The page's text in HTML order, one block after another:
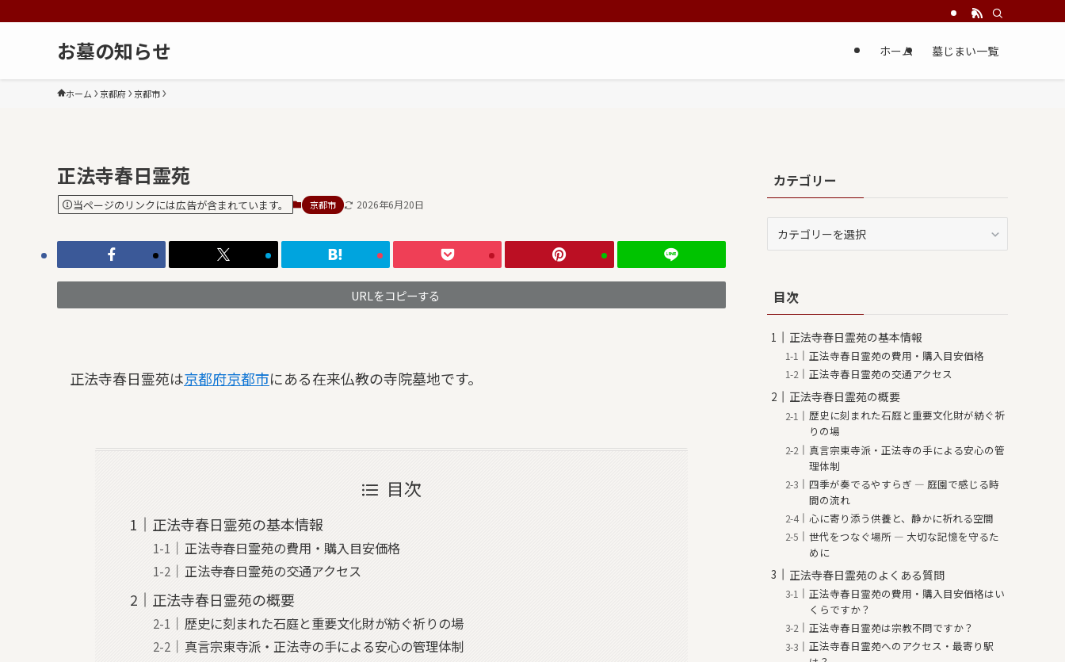
お墓の知らせ ホーム 墓じまい一覧
ホーム 京都府 京都市
正法寺春日霊苑
当ページのリンクには広告が含まれています。 京都市 2026年6月20日
URLをコピーする
正法寺春日霊苑は京都府京都市にある在来仏教の寺院墓地です。
目次
正法寺春日霊苑の基本情報
正法寺春日霊苑の費用・購入目安価格
正法寺春日霊苑の交通アクセス
正法寺春日霊苑の概要
歴史に刻まれた石庭と重要文化財が紡ぐ祈りの場
真言宗東寺派・正法寺の手による安心の管理体制
カテゴリー
テ
リ目次
正法寺春日霊苑の基本情報
正法寺春日霊苑の費用・購入目安価格
正法寺春日霊苑の交通アクセス
正法寺春日霊苑の概要
歴史に刻まれた石庭と重要文化財が紡ぐ祈
りの場
真言宗東寺派・正法寺の手による安心の管
理体制
四季が奏でるやすらぎ — 庭園で感じる時
間の流れ
心に寄り添う供養と、静かに祈れる空間
世代をつなぐ場所 — 大切な記憶を守るた
めに
正法寺春日霊苑のよくある質問
正法寺春日霊苑の費用・購入目安価格はい
くらですか？
正法寺春日霊苑は宗教不問ですか？
正法寺春日霊苑へのアクセス・最寄り駅